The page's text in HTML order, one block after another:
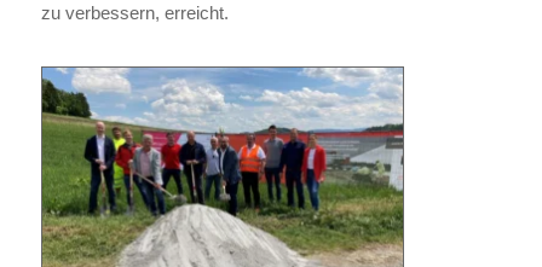
zu verbessern, erreicht.